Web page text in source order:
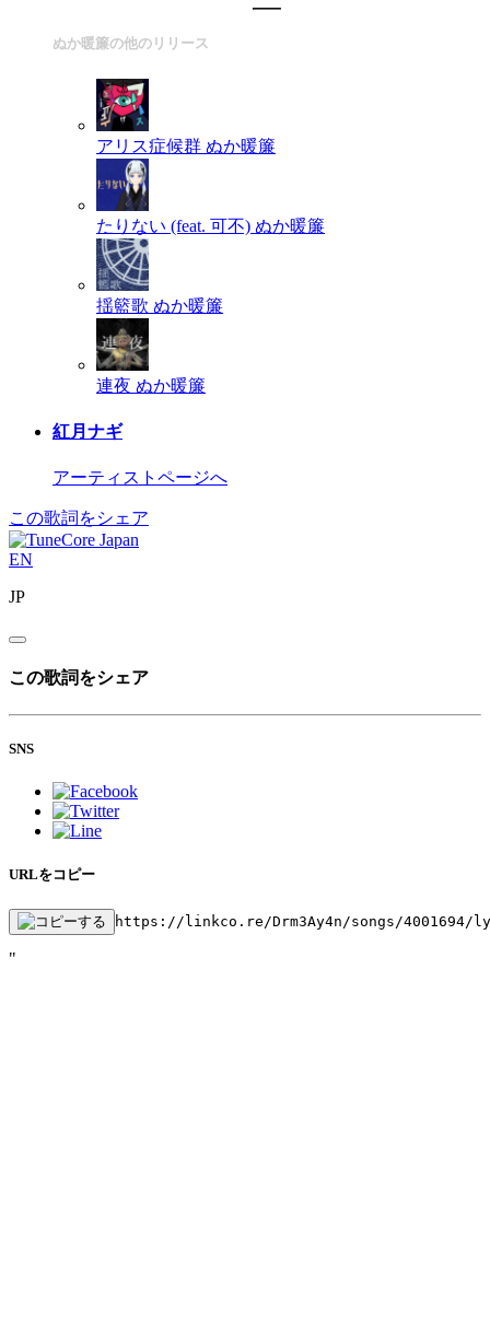
ぬか暖簾の他のリリース
アリス症候群 ぬか暖簾
たりない (feat. 可不) ぬか暖簾
揺籃歌 ぬか暖簾
連夜 ぬか暖簾
紅月ナギ
アーティストページへ
この歌詞をシェア
EN
JP
この歌詞をシェア
SNS
URLをコピー
https://linkco.re/Drm3Ay4n/songs/4001694/
"